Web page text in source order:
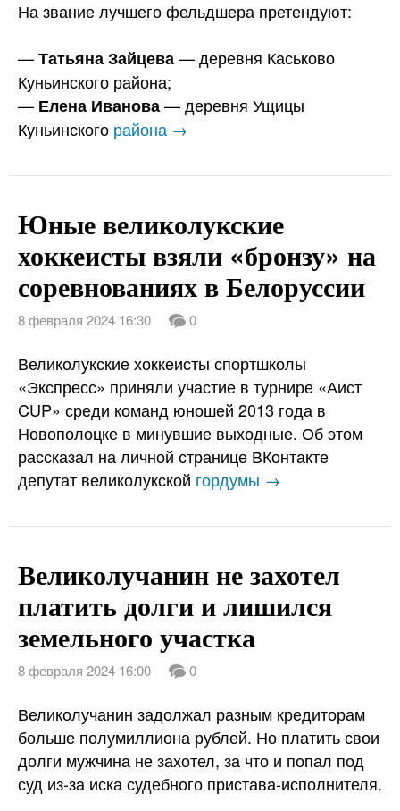
На звание лучшего фельдшера претендуют:
—Татьяна Зайцева— деревня Каськово
Куньинского района;
— Елена Иванова— деревня Ущицы
Куньинского района →
Юные великолукские
хоккеисты взяли «бронзу» на
соревнованиях в Белоруссии
8 февраля 2024 16:30 0
Великолукские хоккеисты спортшколы
«Экспресс» приняли участие в турнире «Аист
CUP» среди команд юношей 2013 года в
Новополоцке в минувшие выходные. Об этом
рассказал на личной странице ВКонтакте
депутат великолукской гордумы →
Великолучанин не захотел
платить долги и лишился
земельного участка
8 февраля 2024 16:00 0
Великолучанин задолжал разным кредиторам
больше полумиллиона рублей. Но платить свои
долги мужчина не захотел, за что и попал под
суд из-за иска судебного пристава-исполнителя.